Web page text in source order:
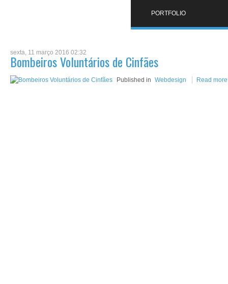
PORTFOLIO
sexta, 11 março 2016 02:32
Bombeiros Voluntários de Cinfães
Published in Webdesign Read